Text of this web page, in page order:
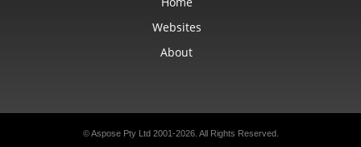
Websites
About
© Aspose Pty Ltd 2001-2026. All Rights Reserved.